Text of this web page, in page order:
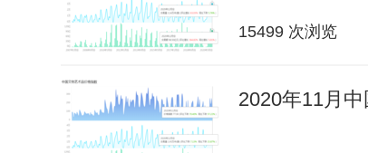
15499 次浏览
2020年11月